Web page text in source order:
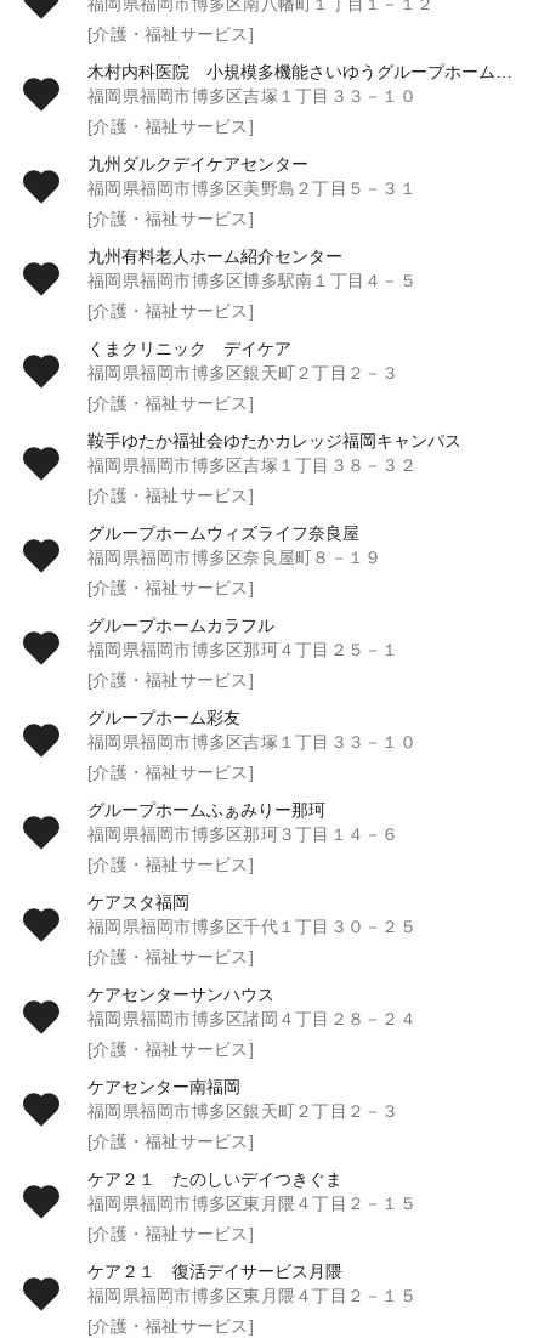
[介護・福祉サービス]
木村内科医院 小規模多機能さいゆうグループホーム彩友
福岡県福岡市博多区吉塚１丁目３３－１０
[介護・福祉サービス]
九州ダルクデイケアセンター
福岡県福岡市博多区美野島２丁目５－３１
[介護・福祉サービス]
九州有料老人ホーム紹介センター
福岡県福岡市博多区博多駅南１丁目４－５
[介護・福祉サービス]
くまクリニック デイケア
福岡県福岡市博多区銀天町２丁目２－３
[介護・福祉サービス]
鞍手ゆたか福祉会ゆたかカレッジ福岡キャンパス
福岡県福岡市博多区吉塚１丁目３８－３２
[介護・福祉サービス]
グループホームウィズライフ奈良屋
福岡県福岡市博多区奈良屋町８－１９
[介護・福祉サービス]
グループホームカラフル
福岡県福岡市博多区那珂４丁目２５－１
[介護・福祉サービス]
グループホーム彩友
福岡県福岡市博多区吉塚１丁目３３－１０
[介護・福祉サービス]
グループホームふぁみりー那珂
福岡県福岡市博多区那珂３丁目１４－６
[介護・福祉サービス]
ケアスタ福岡
福岡県福岡市博多区千代１丁目３０－２５
[介護・福祉サービス]
ケアセンターサンハウス
福岡県福岡市博多区諸岡４丁目２８－２４
[介護・福祉サービス]
ケアセンター南福岡
福岡県福岡市博多区銀天町２丁目２－３
[介護・福祉サービス]
ケア２１ たのしいデイつきぐま
福岡県福岡市博多区東月隈４丁目２－１５
[介護・福祉サービス]
ケア２１ 復活デイサービス月隈
福岡県福岡市博多区東月隈４丁目２－１５
[介護・福祉サービス]